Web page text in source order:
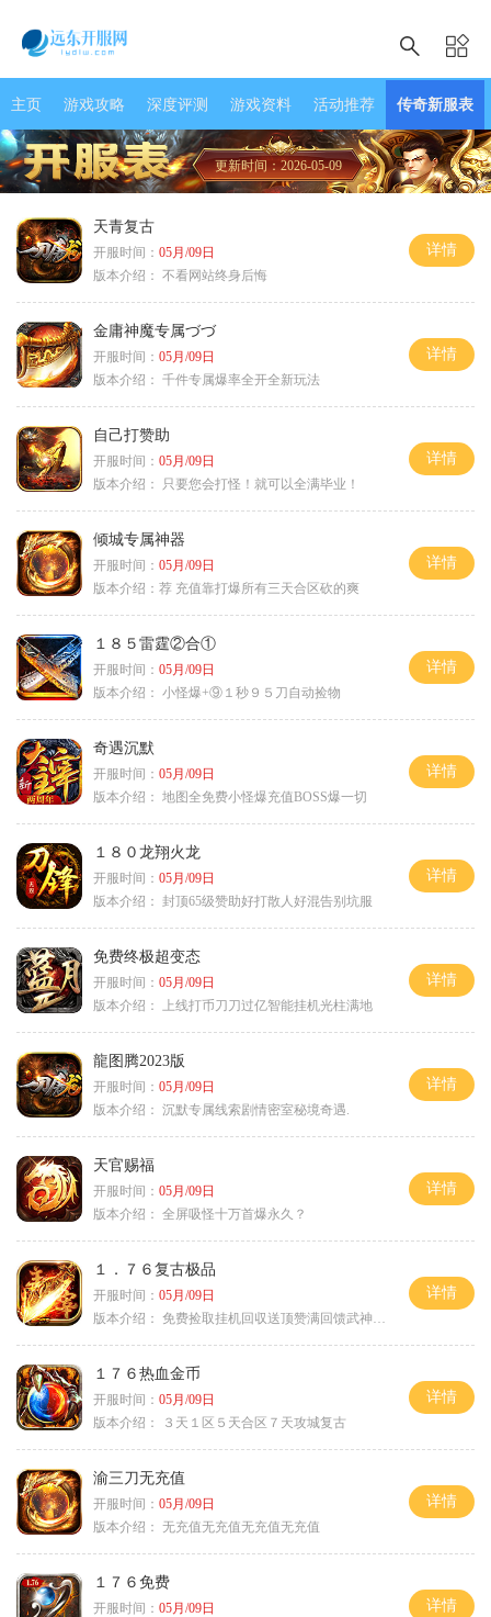
主页 游戏攻略 深度评测 游戏资料 活动推荐 传奇新服表
更新时间：2026-05-09
天青复古
开服时间： 05月/09日
版本介绍： 不看网站终身后悔
详情
金庸神魔专属づづ
开服时间： 05月/09日
版本介绍： 千件专属爆率全开全新玩法
详情
自己打赞助
开服时间： 05月/09日
版本介绍：
只要您会打怪！就可以全满毕业！
详情
倾城专属神器
开服时间： 05月/09日
版本介绍： 荐 充值靠打爆所有三天合区砍的爽
详情
１８５雷霆②合①
开服时间： 05月/09日
版本介绍： 小怪爆+⑨１秒９５刀自动捡物
详情
奇遇沉默
开服时间： 05月/09日
版本介绍： 地图全免费小怪爆充值BOSS爆一切
详情
１８０龙翔火龙
开服时间： 05月/09日
版本介绍： 封顶65级赞助好打散人好混告别坑服
详情
免费终极超变态
开服时间： 05月/09日
版本介绍：
上线打币刀刀过亿智能挂机光柱满地
详情
龍图腾2023版
开服时间： 05月/09日
版本介绍： 沉默专属线索剧情密室秘境奇遇.
详情
天官赐福
开服时间： 05月/09日
版本介绍： 全屏吸怪十万首爆永久？
详情
１．７６复古极品
开服时间： 05月/09日
版本介绍： 免费捡取挂机回収送顶赞满回馈武神之力
详情
１７６热血金币
开服时间： 05月/09日
版本介绍：
３天１区５天合区７天攻城复古
详情
渝三刀无充值
开服时间： 05月/09日
版本介绍： 无充值无充值无充值无充值
详情
１７６免费
开服时间： 05月/09日
详情